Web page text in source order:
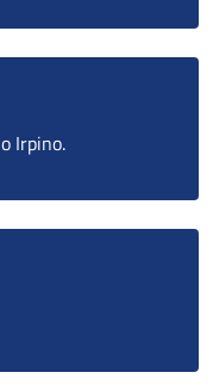
Irpino.